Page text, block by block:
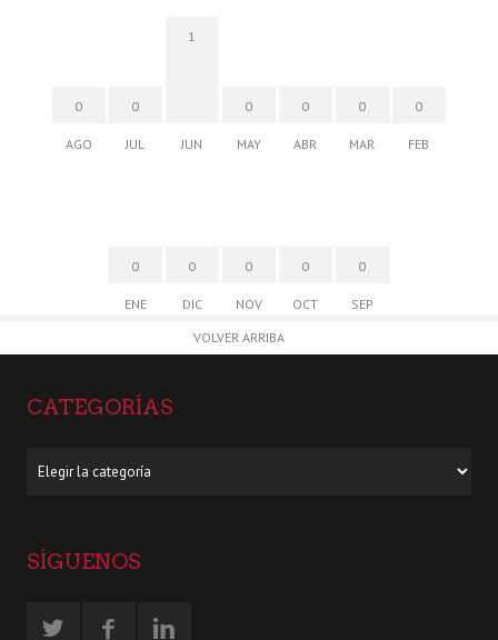
0
AGO
0
JUL
1
JUN
0
MAY
0
ABR
0
MAR
0
FEB
0
ENE
0
DIC
0
NOV
0
OCT
0
SEP
VOLVER ARRIBA
CATEGORÍAS
SÍGUENOS